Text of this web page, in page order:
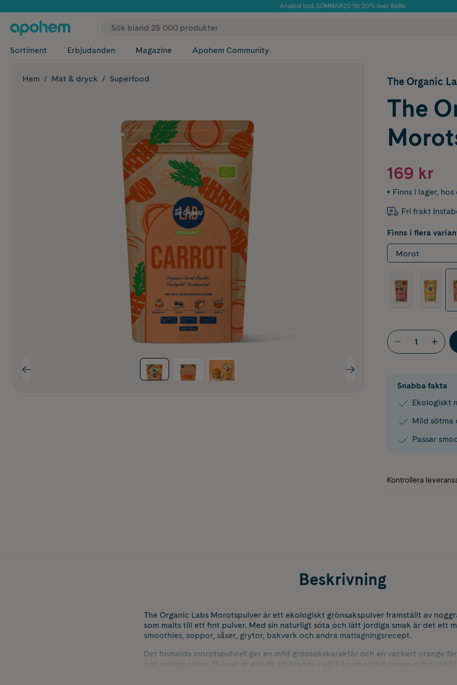
Använd kod: SOMMAR20 för 20% över 649kr
✓ Fri frakt
Sortiment Erbjudanden Magazine Apohem Community
Hem Mat & dryck Superfood The Organic
The
169 kr
Finns i lager, hos
Fri frakt
Finns i flera
Morot
Snabba fakta
Ekologiskt
Mild sötma
Passar
Beskrivning
The Organic Labs Morotspulver är ett ekologiskt grönsakspulver framställt av
som malts till ett fint pulver. Med sin naturligt söta och lätt jordiga smak är det ett
smoothies, soppor, såser, grytor, bakverk och andra matlagningsrecept.
Det finmalda morotspulvret ger en mild grönsakskaraktär och en vackert orange
och matiga rätter. Pulvret är enkelt att blanda i allt från smoothie bowls och bröd